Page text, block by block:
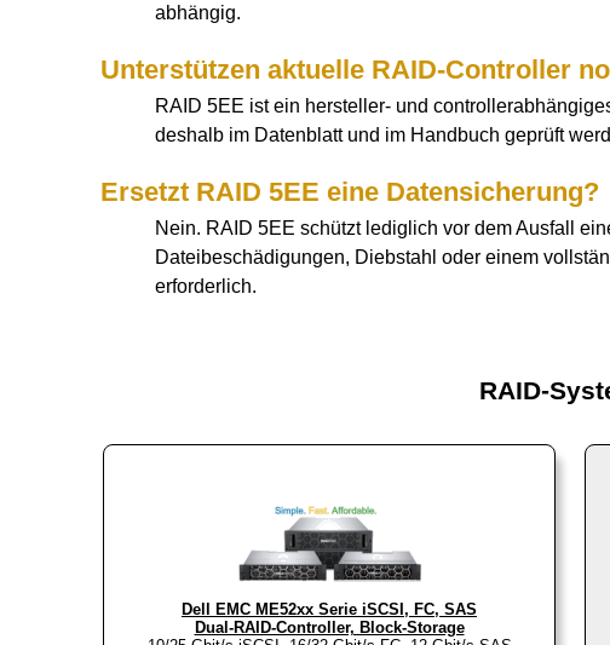
abhängig.
Unterstützen aktuelle RAID-Controller
RAID 5EE ist ein hersteller- und
deshalb im Datenblatt und im Handbuch geprüft
Ersetzt RAID 5EE eine Datensicherung?
Nein. RAID 5EE schützt lediglich vor dem Ausfall
Dateibeschädigungen, Diebstahl oder einem
erforderlich.
RAID-
Dell EMC ME52xx Serie iSCSI, FC, SAS
Dual-RAID-Controller, Block-Storage